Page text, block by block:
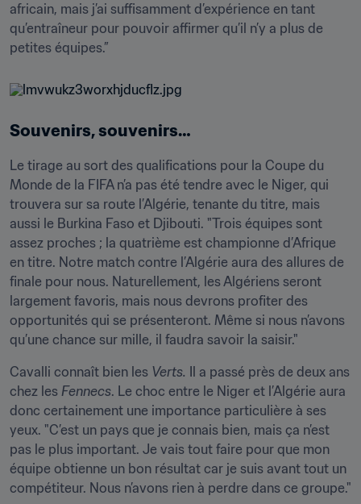
africain, mais j’ai suffisamment d’expérience en tant
qu’entraîneur pour pouvoir affirmer qu’il n’y a plus de
petites équipes.”
Souvenirs, souvenirs…
Le tirage au sort des qualifications pour la Coupe du
Monde de la FIFA n’a pas été tendre avec le Niger, qui
trouvera sur sa route l’Algérie, tenante du titre, mais
aussi le Burkina Faso et Djibouti. "Trois équipes sont
assez proches ; la quatrième est championne d’Afrique
en titre. Notre match contre l’Algérie aura des allures de
finale pour nous. Naturellement, les Algériens seront
largement favoris, mais nous devrons profiter des
opportunités qui se présenteront. Même si nous n’avons
qu’une chance sur mille, il faudra savoir la saisir."
Cavalli connaît bien les Verts. Il a passé près de deux ans
chez les Fennecs. Le choc entre le Niger et l’Algérie aura
donc certainement une importance particulière à ses
yeux. "C’est un pays que je connais bien, mais ça n’est
pas le plus important. Je vais tout faire pour que mon
équipe obtienne un bon résultat car je suis avant tout un
compétiteur. Nous n’avons rien à perdre dans ce groupe."